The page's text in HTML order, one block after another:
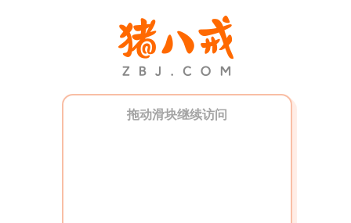
拖动滑块继续访问